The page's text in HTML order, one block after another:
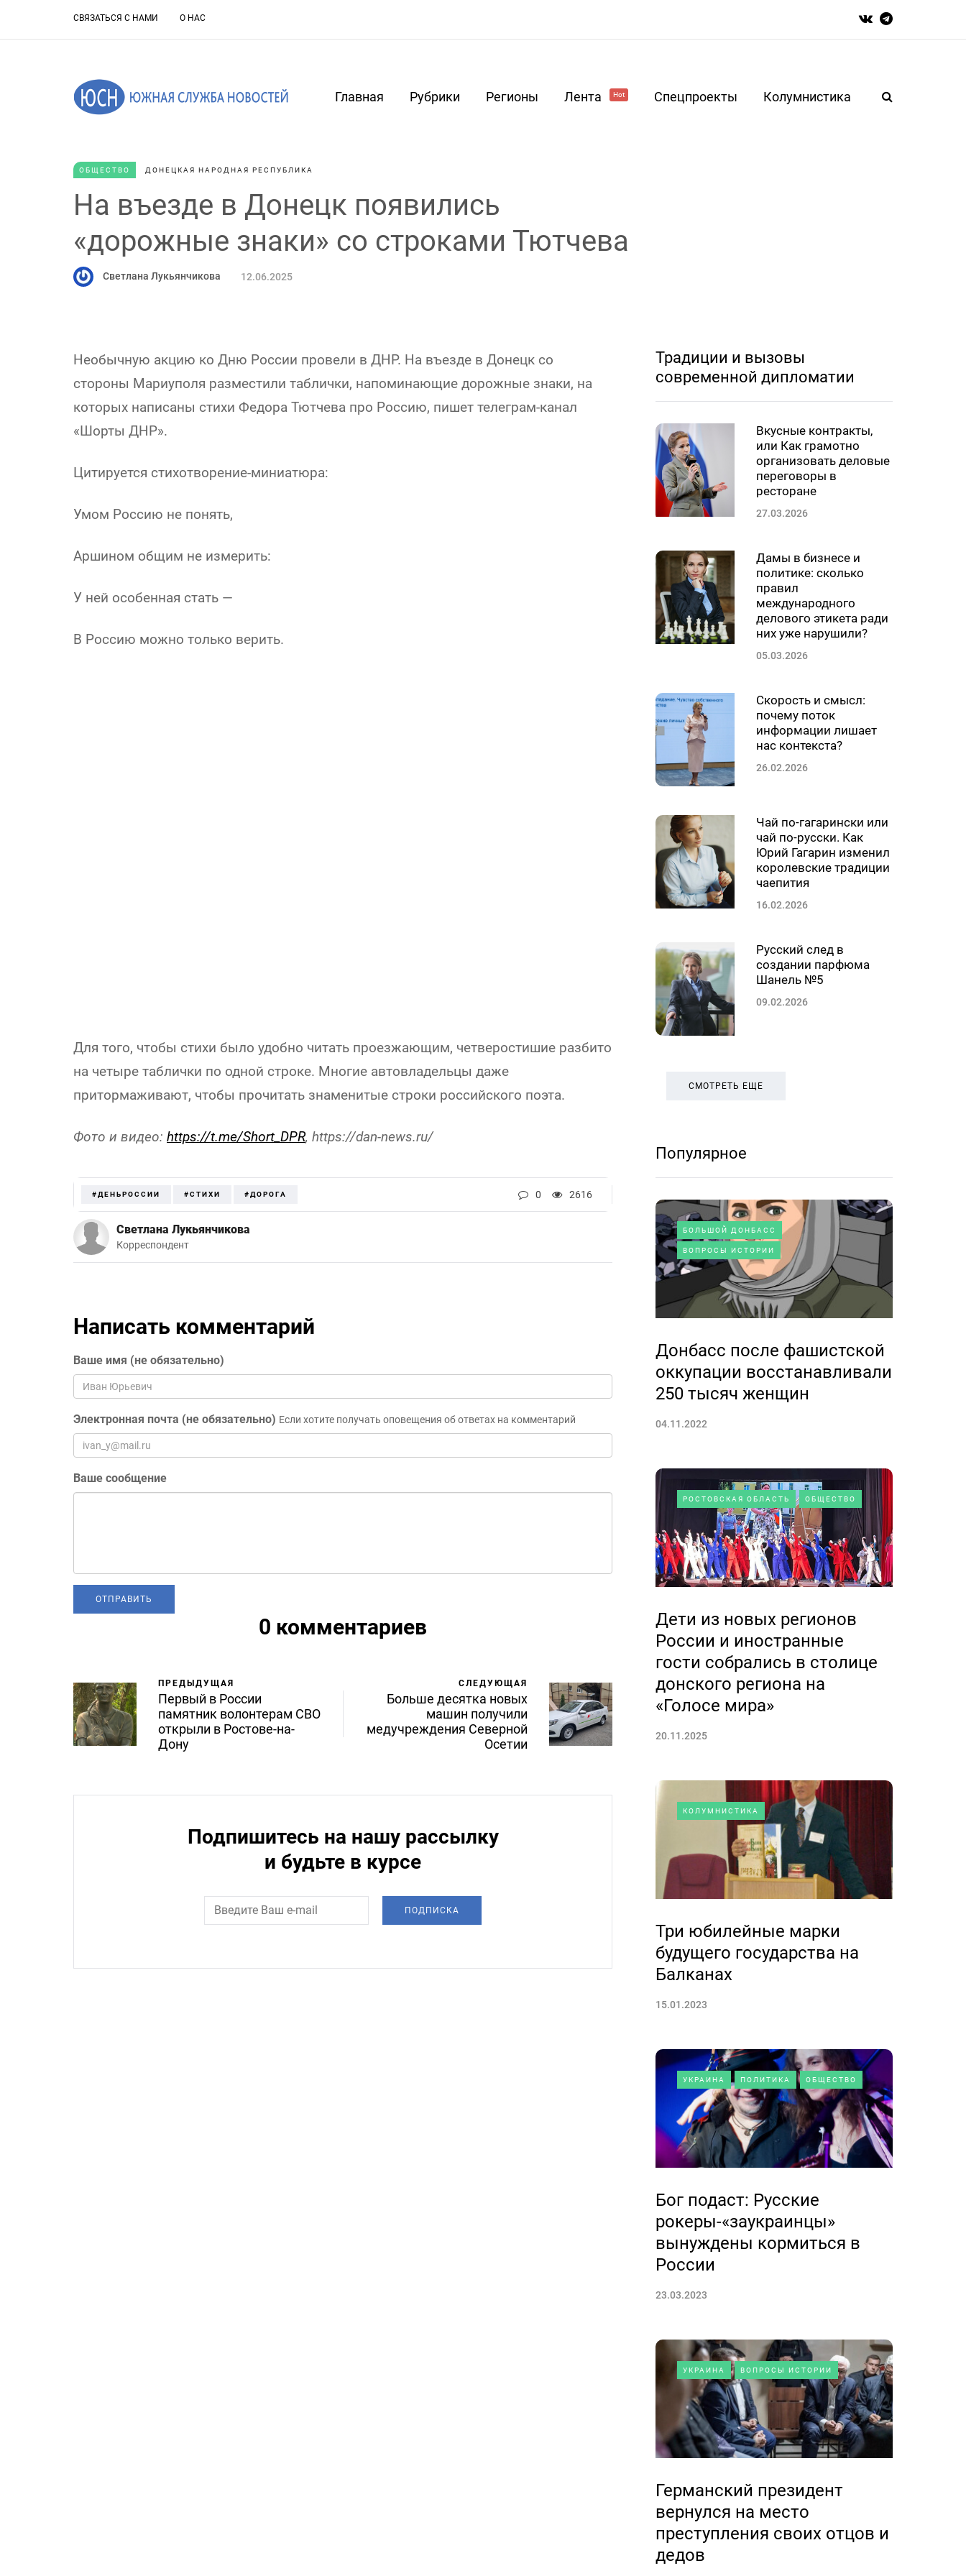
СВЯЗАТЬСЯ С НАМИ О НАС
Главная Рубрики Регионы Лента Hot Спецпроекты Колумнистика
ОБЩЕСТВО ДОНЕЦКАЯ НАРОДНАЯ РЕСПУБЛИКА
На въезде в Донецк появились
«дорожные знаки» со строками Тютчева
Светлана Лукьянчикова 12.06.2025
Необычную акцию ко Дню России провели в ДНР. На въезде в Донецк со
стороны Мариуполя разместили таблички, напоминающие дорожные знаки, на
которых написаны стихи Федора Тютчева про Россию, пишет телеграм-канал
«Шорты ДНР».
Цитируется стихотворение-миниатюра:
Умом Россию не понять,
Аршином общим не измерить:
У ней особенная стать —
В Россию можно только верить.
Для того, чтобы стихи было удобно читать проезжающим, четверостишие разбито
на четыре таблички по одной строке. Многие автовладельцы даже
притормаживают, чтобы прочитать знаменитые строки российского поэта.
Фото и видео: https://t.me/Short_DPR, https://dan-news.ru/
#ДЕНЬРОССИИ #СТИХИ #ДОРОГА 0 2616
Светлана Лукьянчикова
Корреспондент
Написать комментарий
Ваше имя (не обязательно)
Электронная почта (не обязательно) Если хотите получать оповещения об ответах на комментарий
Ваше сообщение
0 комментариев
ПРЕДЫДУЩАЯ
Первый в России
памятник волонтерам СВО
открыли в Ростове-на-
Дону
СЛЕДУЮЩАЯ
Больше десятка новых
машин получили
медучреждения Северной
Осетии
Подпишитесь на нашу рассылку
и будьте в курсе
ПОДПИСКА
Традиции и вызовы
современной дипломатии
Вкусные контракты,
или Как грамотно
организовать деловые
переговоры в
ресторане
27.03.2026
Дамы в бизнесе и
политике: сколько
правил
международного
делового этикета ради
них уже нарушили?
05.03.2026
Скорость и смысл:
почему поток
информации лишает
нас контекста?
26.02.2026
Чай по-гагарински или
чай по-русски. Как
Юрий Гагарин изменил
королевские традиции
чаепития
16.02.2026
Русский след в
создании парфюма
Шанель №5
09.02.2026
СМОТРЕТЬ ЕЩЕ
Популярное
БОЛЬШОЙ ДОНБАСС
ВОПРОСЫ ИСТОРИИ
Донбасс после фашистской
оккупации восстанавливали
250 тысяч женщин
04.11.2022
РОСТОВСКАЯ ОБЛАСТЬ ОБЩЕСТВО
Дети из новых регионов
России и иностранные
гости собрались в столице
донского региона на
«Голосе мира»
20.11.2025
КОЛУМНИСТИКА
Три юбилейные марки
будущего государства на
Балканах
15.01.2023
УКРАИНА ПОЛИТИКА ОБЩЕСТВО
Бог подаст: Русские
рокеры-«заукраинцы»
вынуждены кормиться в
России
23.03.2023
УКРАИНА ВОПРОСЫ ИСТОРИИ
Германский президент
вернулся на место
преступления своих отцов и
дедов